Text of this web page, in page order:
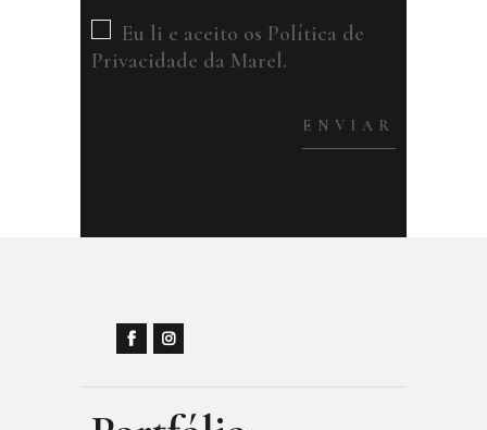
Eu li e aceito os Política de
Privacidade da Marel.